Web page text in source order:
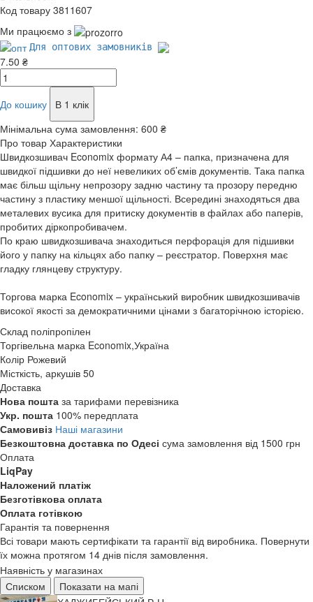
Код товару 3811607
Ми працюємо з
Для оптових замовників
7.50 ₴
До кошику
В 1 клік
Мінімальна сума замовлення: 600 ₴
Про товар Характеристики
Швидкозшивач Economix формату А4 – папка, призначена для
швидкої підшивки до неї невеликих об’ємів документів. Така папка
має більш щільну непрозору задню частину та прозору передню
частину з пластику меншої щільності. Всередині знаходяться два
металевих вусика для притиску документів в файлах або паперів,
пробитих діркопробивачем.
По краю швидкозшивача знаходиться перфорація для підшивки
його у папку на кільцях або папку – реєстратор. Поверхня має
гладку глянцеву структуру.
Торгова марка Economix – український виробник швидкозшивачів
високої якості за демократичними цінами з багаторічною історією.
Склад поліпропілен
Торгівельна марка Economix,Україна
Колір Рожевий
Місткість, аркушів 50
Доставка
Нова пошта за тарифами перевізника
Укр. пошта 100% передплата
Самовивіз Наші магазини
Безкоштовна доставка по Одесі сума замовлення від 1500 грн
Оплата
LiqPay
Наложений платіж
Безготівкова оплата
Оплата готівкою
Гарантія та повернення
Всі товари мають сертифікати та гарантії від виробника. Повернути
їх можна протягом 14 днів після замовлення.
Наявність у магазинах
Списком
Показати на мапі